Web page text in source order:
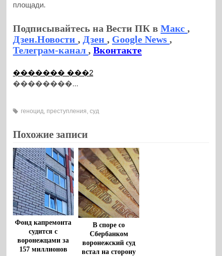
площади.
Подписывайтесь на Вести ПК вМакс,
Дзен.Новости, Дзен, Google News,
Телеграм-канал,Вконтакте
������� ���2
��������...
геноцид преступления ,суд
Похожие записи
Фонд капремонта
судится с
воронежцами за
157 миллионов
В споре со
Сбербанком
воронежский суд
встал на сторону